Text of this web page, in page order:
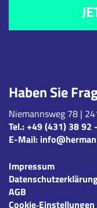
Haben Sie
Niemannsweg 78 |
Tel.:+49 (431) 38 92
E-Mail:
Impressum
AGB
Cookie‑Einstellungen